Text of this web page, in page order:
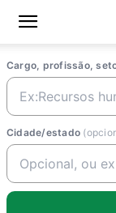
Cargo, profissão,
Cidade/estado